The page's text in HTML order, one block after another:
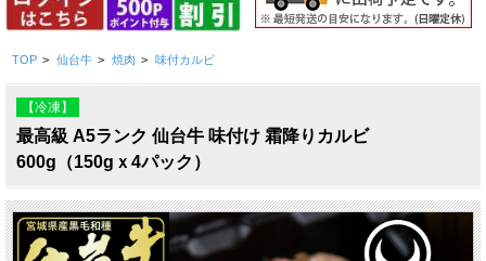
TOP > 仙台牛 > 焼肉 > 味付カルビ
【冷凍】
最高級 A5ランク 仙台牛 味付け 霜降りカルビ
600g（150gｘ4パック）